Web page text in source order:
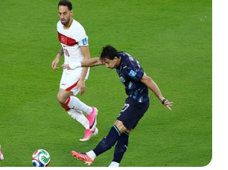
ray_samuraitattooo)